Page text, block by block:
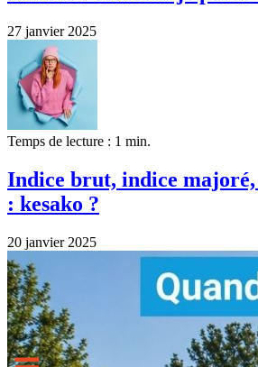
27 janvier 2025
Temps de lecture : 1 min.
Indice brut, indice
: kesako ?
20 janvier 2025